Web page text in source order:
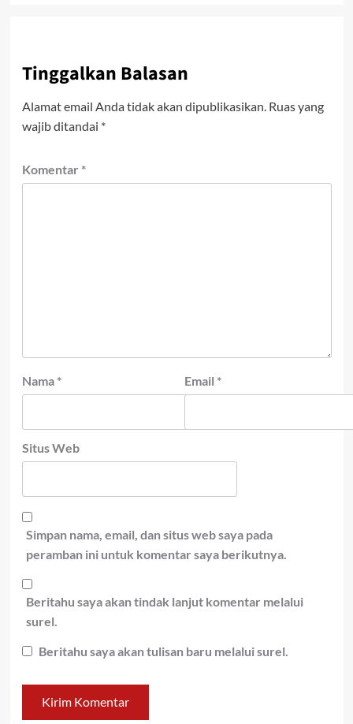
Tinggalkan Balasan
Alamat email Anda tidak akan dipublikasikan. Ruas yang
wajib ditandai *
Komentar *
Nama * Email *
Situs Web
Simpan nama, email, dan situs web saya pada
peramban ini untuk komentar saya berikutnya.
Beritahu saya akan tindak lanjut komentar melalui
surel.
Beritahu saya akan tulisan baru melalui surel.